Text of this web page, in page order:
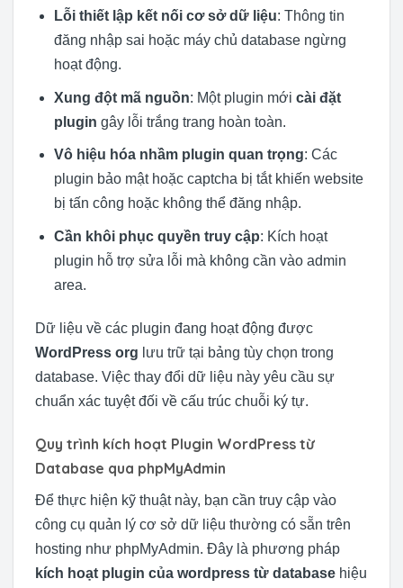
Lỗi thiết lập kết nối cơ sở dữ liệu: Thông tin
đăng nhập sai hoặc máy chủ database ngừng
hoạt động.
Xung đột mã nguồn: Một plugin mới cài đặt
plugin gây lỗi trắng trang hoàn toàn.
Vô hiệu hóa nhầm plugin quan trọng: Các
plugin bảo mật hoặc captcha bị tắt khiến website
bị tấn công hoặc không thể đăng nhập.
Cần khôi phục quyền truy cập: Kích hoạt
plugin hỗ trợ sửa lỗi mà không cần vào admin
area.
Dữ liệu về các plugin đang hoạt động được
WordPress org lưu trữ tại bảng tùy chọn trong
database. Việc thay đổi dữ liệu này yêu cầu sự
chuẩn xác tuyệt đối về cấu trúc chuỗi ký tự.
Quy trình kích hoạt Plugin WordPress từ
Database qua phpMyAdmin
Để thực hiện kỹ thuật này, bạn cần truy cập vào
công cụ quản lý cơ sở dữ liệu thường có sẵn trên
hosting như phpMyAdmin. Đây là phương pháp
kích hoạt plugin của wordpress từ database hiệu